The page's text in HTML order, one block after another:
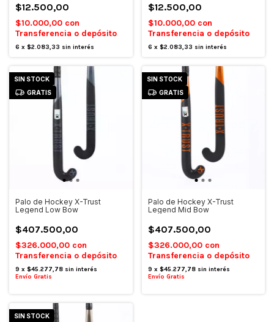
$12.500,00
$10.000,00 con
Transferencia o depósito
6 x $2.083,33 sin interés
$12.500,00
$10.000,00 con
Transferencia o depósito
6 x $2.083,33 sin interés
SIN STOCK
GRATIS
Palo de Hockey X-Trust
Legend Low Bow
$407.500,00
$326.000,00 con
Transferencia o depósito
9 x $45.277,78 sin interés
Envío Gratis
SIN STOCK
GRATIS
Palo de Hockey X-Trust
Legend Mid Bow
$407.500,00
$326.000,00 con
Transferencia o depósito
9 x $45.277,78 sin interés
Envío Gratis
SIN STOCK